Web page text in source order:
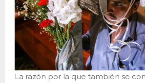
La razón por la que también se